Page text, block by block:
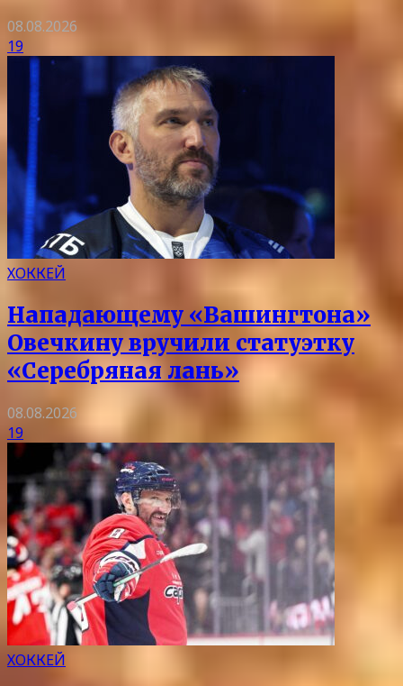
08.08.2026
19
ХОККЕЙ
Нападающему «Вашингтона»
Овечкину вручили статуэтку
«Серебряная лань»
08.08.2026
19
ХОККЕЙ